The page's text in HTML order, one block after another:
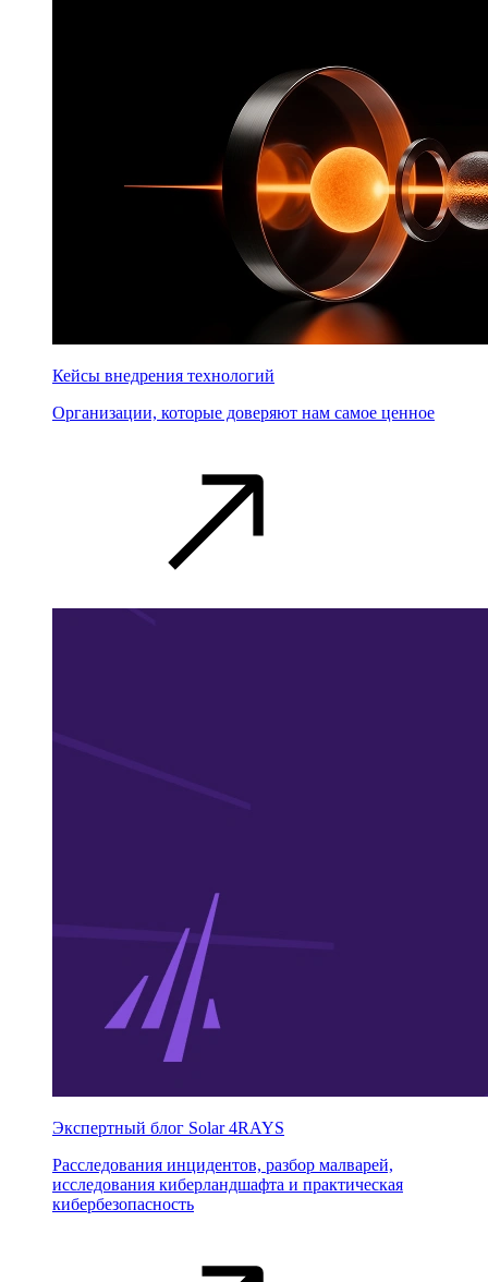
Кейсы внедрения технологий
Организации, которые доверяют нам самое ценное
Экспертный блог Solar 4RAYS
Расследования инцидентов, разбор малварей,
исследования киберландшафта и практическая
кибербезопасность